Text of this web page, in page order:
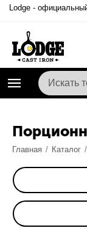
Lodge -
Главная / Каталог /